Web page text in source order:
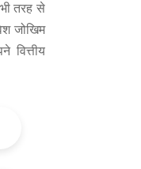
तरह से
जोखिम
वित्तीय